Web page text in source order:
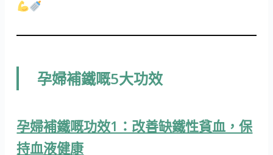
孕婦補鐵嘅5大功效
孕婦補鐵嘅功效1：改善缺鐵性貧血，保
持血液健康